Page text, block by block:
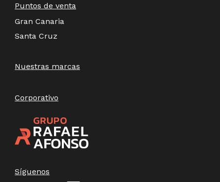
Puntos de venta
Gran Canaria
Santa Cruz
Nuestras marcas
Corporativo
Síguenos